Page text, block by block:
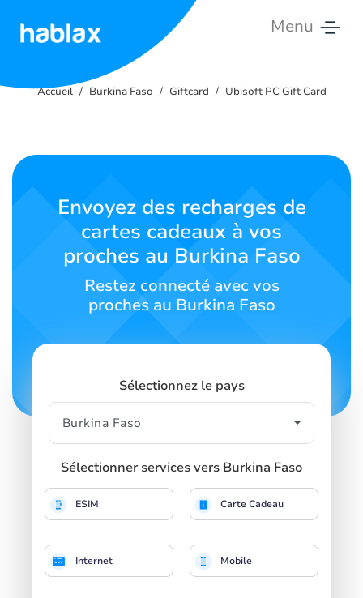
Menu
Tarifs
Contactez-
nous
Français
Accueil Burkina Faso Giftcard Ubisoft PC Gift Card
Envoyez des recharges de
cartes cadeaux à vos
proches au Burkina Faso
Restez connecté avec vos
proches au Burkina Faso
Sélectionnez le pays
Sélectionner services vers Burkina Faso
ESIM Carte Cadeau
Internet Mobile